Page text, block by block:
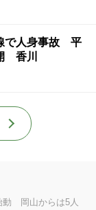
で人身事故 平
香川
動 岡山からは5人